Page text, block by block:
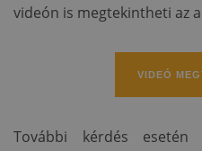
videón is megtekintheti az
VIDEÓ
További kérdés